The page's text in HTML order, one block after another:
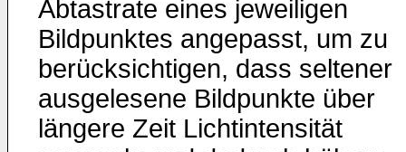
Abtastrate eines jeweiligen
Bildpunktes angepasst, um zu
berücksichtigen, dass seltener
ausgelesene Bildpunkte über
längere Zeit Lichtintensität